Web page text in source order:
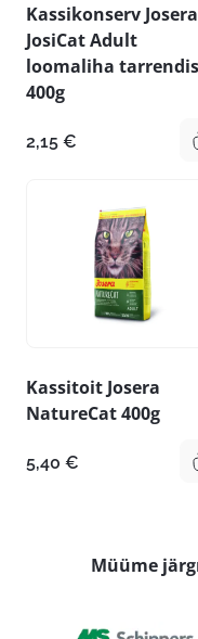
Kassikonserv Josera
JosiCat Adult
loomaliha tarrendis
400g
2,15 €
Kassitoit Josera
NatureCat 400g
5,40 €
Müüme